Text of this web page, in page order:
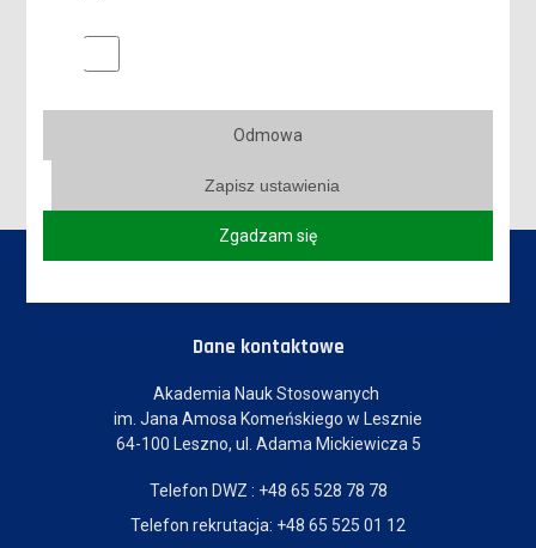
WIZYTA W LESZNIE PROFESORA Z DARMSTADT
Dane kontaktowe
Akademia Nauk Stosowanych
im. Jana Amosa Komeńskiego w Lesznie
64-100 Leszno, ul. Adama Mickiewicza 5
Telefon DWZ : +48 65 528 78 78
Telefon rekrutacja: +48 65 525 01 12
Marketingowe pliki cookies
Odmowa
Zapisz ustawienia
Zgadzam się